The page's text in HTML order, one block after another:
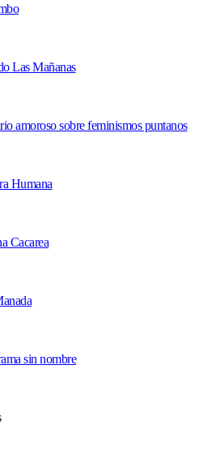
Las Mañanas
amoroso sobre feminismos puntanos
Humana
Cacarea
sin nombre